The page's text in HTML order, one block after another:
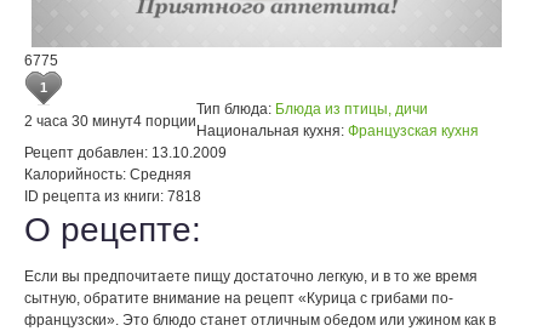
6775
1
2 часа 30 минут4 порции
Тип блюда: Блюда из птицы, дичи
Национальная кухня: Французская кухня
Рецепт добавлен: 13.10.2009
Калорийность: Средняя
ID рецепта из книги: 7818
О рецепте:
Если вы предпочитаете пищу достаточно легкую, и в то же время
сытную, обратите внимание на рецепт «Курица с грибами по-
французски». Это блюдо станет отличным обедом или ужином как в